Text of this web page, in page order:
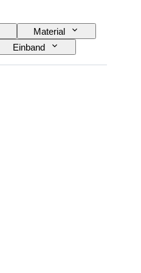
Material
Einband